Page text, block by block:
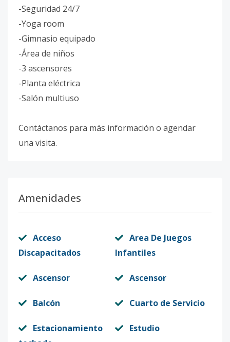
-Seguridad 24/7
-Yoga room
-Gimnasio equipado
-Área de niños
-3 ascensores
-Planta eléctrica
-Salón multiuso
Contáctanos para más información o agendar
una visita.
Amenidades
Acceso
Discapacitados
Area De Juegos
Infantiles
Ascensor Ascensor
Balcón Cuarto de Servicio
Estacionamiento
Estudio